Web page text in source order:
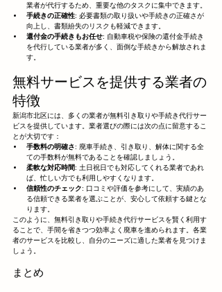
業者が代行するため、重要な他のタスクに集中できます。
手続きの正確性: 必要書類の取り扱いや手続きの正確さが
向上し、書類紛失のリスクも軽減できます。
還付金の手続きもお任せ: 自動車税や保険の還付金手続き
を代行している業者が多く、面倒な手続きから解放されま
す。
無料サービスを提供する業者の
特徴
新潟市北区には、多くの業者が無料引き取りや手続き代行サー
ビスを提供しています。業者選びの際には次の点に留意するこ
とが大切です：
手数料の明確さ: 廃車手続き、引き取り、解体に関する全
ての手数料が無料であることを確認しましょう。
柔軟な対応時間: 土日祝日でも対応してくれる業者であれ
ば、忙しい方でも利用しやすくなります。
信頼性のチェック: 口コミや評価を参考にして、実績のあ
る信頼できる業者を選ぶことが、安心して依頼する鍵とな
ります。
このように、無料引き取りや手続き代行サービスを賢く利用す
ることで、手間を省きつつ効率よく廃車を進められます。各業
者のサービスを比較し、自分のニーズに適した業者を見つけま
しょう。
まとめ